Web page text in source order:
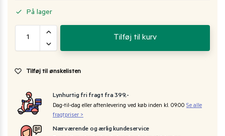
På lager
Tilføj til kurv
Tilføj til ønskelisten
Lynhurtig fri fragt fra 399,-
Dag-til-dag eller aftenlevering ved køb inden kl. 09:00 Se alle
fragtpriser >
Nærværende og ærlig kundeservice